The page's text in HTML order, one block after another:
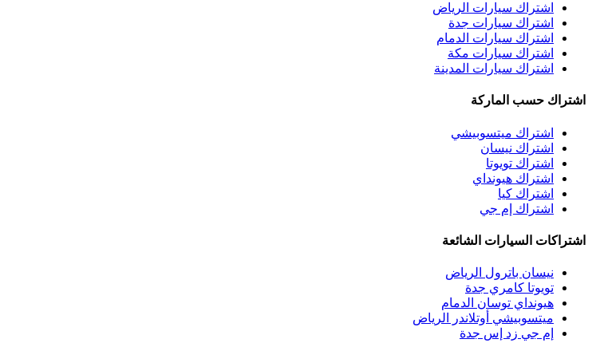
اشتراك سيارات الرياض
اشتراك سيارات جدة
اشتراك سيارات الدمام
اشتراك سيارات مكة
اشتراك سيارات المدينة
اشتراك حسب الماركة
اشتراك ميتسوبيشي
اشتراك نيسان
اشتراك تويوتا
اشتراك هيونداي
اشتراك كيا
اشتراك إم جي
اشتراكات السيارات الشائعة
نيسان باترول الرياض
تويوتا كامري جدة
هيونداي توسان الدمام
ميتسوبيشي أوتلاندر الرياض
إم جي زد إس جدة